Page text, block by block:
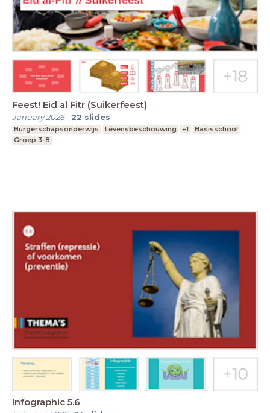
Feest! Eid al Fitr (Suikerfeest)
January 2026- 22 slides
Burgerschapsonderwijs Levensbeschouwing +1
Basisschool
Groep 3-8
Infographic 5.6